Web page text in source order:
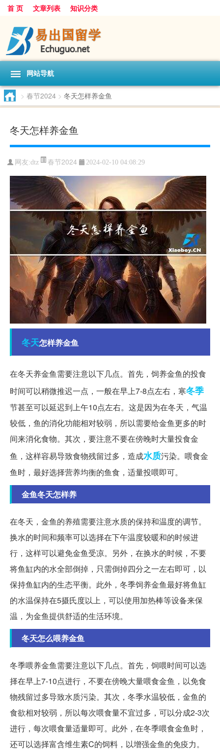
首 页 文章列表 知识分类
网站导航
> 春节2024 > 冬天怎样养金鱼
冬天怎样养金鱼
网友:dtz 春节2024 2024-02-10 04:08:29
冬天怎样养金鱼
在冬天养金鱼需要注意以下几点。首先，饲养金鱼的投食
时间可以稍微推迟一点，一般在早上7-8点左右，寒冬季
节甚至可以延迟到上午10点左右。这是因为在冬天，气温
较低，鱼的消化功能相对较弱，所以需要给金鱼更多的时
间来消化食物。其次，要注意不要在傍晚时大量投食金
鱼，这样容易导致食物残留过多，造成水质污染。喂食金
鱼时，最好选择营养均衡的鱼食，适量投喂即可。
金鱼冬天怎样养
在冬天，金鱼的养殖需要注意水质的保持和温度的调节。
换水的时间和频率可以选择在下午温度较暖和的时候进
行，这样可以避免金鱼受凉。另外，在换水的时候，不要
将鱼缸内的水全部倒掉，只需倒掉四分之一左右即可，以
保持鱼缸内的生态平衡。此外，冬季饲养金鱼最好将鱼缸
的水温保持在5摄氏度以上，可以使用加热棒等设备来保
温，为金鱼提供舒适的生活环境。
冬天怎么喂养金鱼
冬季喂养金鱼需要注意以下几点。首先，饲喂时间可以选
择在早上7-10点进行，不要在傍晚大量喂食金鱼，以免食
物残留过多导致水质污染。其次，冬季水温较低，金鱼的
食欲相对较弱，所以每次喂食量不宜过多，可以分成2-3次
进行，每次喂食量适量即可。此外，在冬季喂食金鱼时，
还可以选择富含维生素C的饲料，以增强金鱼的免疫力。